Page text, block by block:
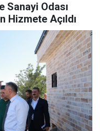
Sanayi Odası
Hizmete Açıldı